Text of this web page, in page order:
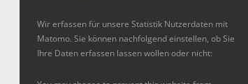
Wir erfassen für unsere Statistik Nutzerdaten mit
Matomo. Sie können nachfolgend einstellen, ob Sie
Ihre Daten erfassen lassen wollen oder nicht: